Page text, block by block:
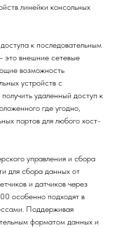
линейки консольных
к последовательным
это внешние сетевые
возможность
устройств с
удаленный доступ к
где угодно,
портов для любого хост-
управления и сбора
для сбора данных от
и датчиков через
особенно подходят в
Поддерживая
форматом данных и